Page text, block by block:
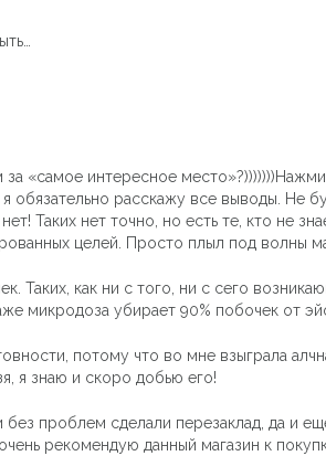
за «самое интересное
расскажу все выводы. Не
Таких нет точно, но есть те, кто не
целей. Просто плыл под волны
Таких, как ни с того, ни с сего
микродоза убирает 90% побочек от
потому что во мне взыграла
я знаю и скоро добью его!
проблем сделали перезаклад, да и
рекомендую данный магазин к